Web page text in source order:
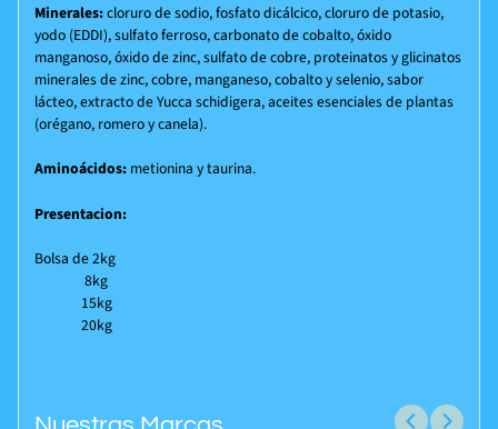
Minerales:cloruro de sodio, fosfato dicálcico, cloruro de potasio,
yodo (EDDI), sulfato ferroso, carbonato de cobalto, óxido
manganoso, óxido de zinc, sulfato de cobre, proteinatos y glicinatos
minerales de zinc, cobre, manganeso, cobalto y selenio, sabor
lácteo, extracto de Yucca schidigera, aceites esenciales de plantas
(orégano, romero y canela).
Aminoácidos: metionina y taurina.
Presentacion:
Bolsa de 2kg
8kg
15kg
20kg